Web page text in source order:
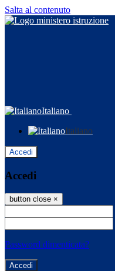
Salta al contenuto
Italiano
Italiano
Accedi
Accedi
button close ×
Password dimenticata?